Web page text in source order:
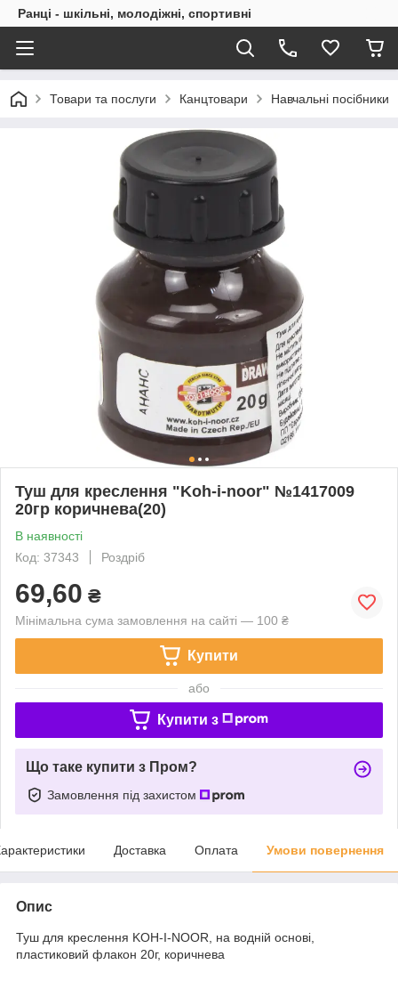
Ранці - шкільні, молодіжні, спортивні
Товари та послуги Канцтовари Навчальні посібники
Туш для креслення "Koh-i-noor" №1417009
20гр коричнева(20)
В наявності
Код: 37343
Роздріб
69,60 ₴
Мінімальна сума замовлення на сайті — 100 ₴
Купити
або
Купити з
Що таке купити з Пром?
Замовлення під захистом
Доставка Оплата Умови повернення
Опис
Туш для креслення KOH-I-NOOR, на водній основі,
пластиковий флакон 20г, коричнева